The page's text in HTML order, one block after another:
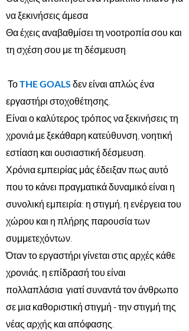
να ξεκινήσεις άμεσα
Θα έχεις αναβαθμίσει τη νοοτροπία σου και
τη σχέση σου με τη δέσμευση
ΤοTHE GOALS δεν είναι απλώς ένα
εργαστήρι στοχοθέτησης.
Είναι ο καλύτερος τρόπος να ξεκινήσεις τη
χρονιά με ξεκάθαρη κατεύθυνση, νοητική
εστίαση και ουσιαστική δέσμευση.
Χρόνια εμπειρίας μάς έδειξαν πως αυτό
που το κάνει πραγματικά δυναμικό είναι η
συνολική εμπειρία: η στιγμή, η ενέργεια του
χώρου και η πλήρης παρουσία των
συμμετεχόντων.
Όταν το εργαστήρι γίνεται στις αρχές κάθε
χρονιάς, η επίδρασή του είναι
πολλαπλάσια γιατί συναντά τον άνθρωπο
σε μια καθοριστική στιγμή - την στιγμή της
νέας αρχής και απόφασης.